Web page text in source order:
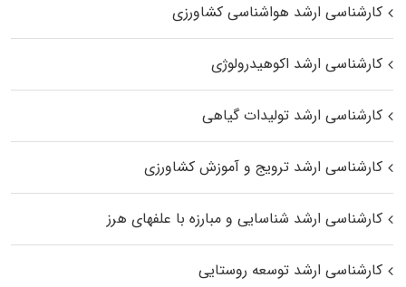
کارشناسی ارشد هواشناسی کشاورزی
کارشناسی ارشد اکوهیدرولوژی
کارشناسی ارشد تولیدات گیاهی
کارشناسی ارشد ترویج و آموزش کشاورزی
کارشناسی ارشد شناسایی و مبارزه با علفهای هرز
کارشناسی ارشد توسعه روستایی